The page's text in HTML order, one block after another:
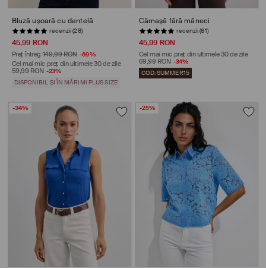
Bluză ușoară cu dantelă
recenzii (28)
45,99 RON
Preț întreg 149,99 RON -69%
Cel mai mic preț din ultimele 30 de zile
59,99 RON -23%
DISPONIBIL ȘI ÎN MĂRIMI PLUS SIZE
Cămașă fără mâneci
recenzii (81)
45,99 RON
Cel mai mic preț din ultimele 30 de zile
69,99 RON -34%
COD: SUMMER15
-34% -25%